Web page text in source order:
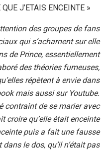
J’ETAIS ENCEINTE »
des groupes de fans
qui s’acharnent sur elle
de Prince, essentiellement
des théories fumeuses,
répètent à envie dans
mais aussi sur Youtube.
contraint de se marier avec
croire qu’elle était enceinte
puis a fait une fausse
le dos, qu’il n’était pas